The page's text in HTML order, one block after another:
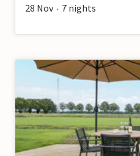
28 Nov • 7 nights